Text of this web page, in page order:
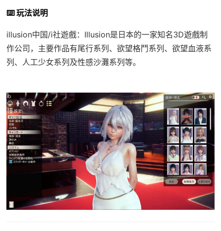
⌨️ 玩法说明
illusion中国/i社遊戲：Illusion是日本的一家知名3D遊戲制
作公司，主要作品有尾行系列、欲望格鬥系列、欲望血液系
列、人工少女系列及性感沙灘系列等。